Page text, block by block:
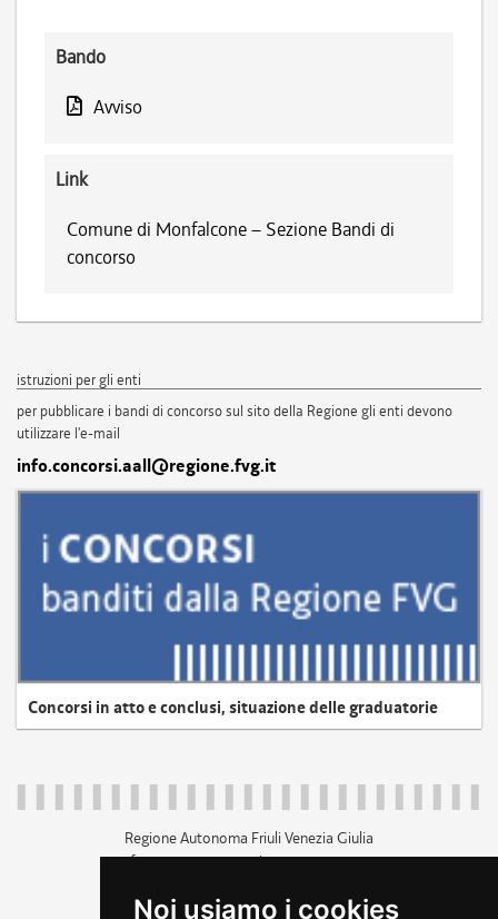
Noi usiamo i cookies
Bando
Avviso
Link
Comune di Monfalcone – Sezione Bandi di
concorso
istruzioni per gli enti
per pubblicare i bandi di concorso sul sito della Regione gli enti devono
utilizzare l'e-mail
info.concorsi.aall@regione.fvg.it
Concorsi in atto e conclusi, situazione delle graduatorie
Regione Autonoma Friuli Venezia Giulia
c.f. 80014930327; p.iva 00526040324
+39 040 3771111